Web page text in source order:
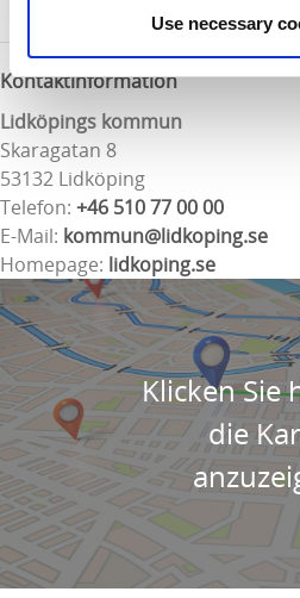
Use necessary
Kontaktinformation
Lidköpings kommun
Skaragatan 8
53132 Lidköping
Telefon: +46 510 77 00 00
E-Mail: kommun@lidkoping.se
Homepage: lidkoping.se
Klicken Sie
die